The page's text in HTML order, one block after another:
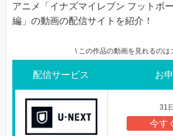
アニメ「イナズマイレブン フットボ
編」の動画の配信サイトを紹介！
\ この作品の動画を見れるのは
配信サービス お
31
今す